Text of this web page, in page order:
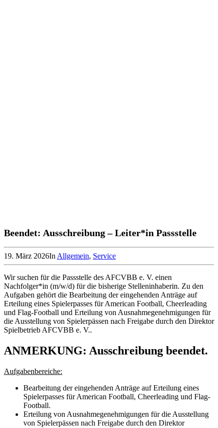
Beendet: Ausschreibung – Leiter*in Passstelle
19. März 2026In Allgemein, Service
Wir suchen für die Passstelle des AFCVBB e. V. einen
Nachfolger*in (m/w/d) für die bisherige Stelleninhaberin. Zu den
Aufgaben gehört die Bearbeitung der eingehenden Anträge auf
Erteilung eines Spielerpasses für American Football, Cheerleading
und Flag-Football und Erteilung von Ausnahmegenehmigungen für
die Ausstellung von Spielerpässen nach Freigabe durch den Direktor
Spielbetrieb AFCVBB e. V..
ANMERKUNG: Ausschreibung beendet.
Aufgabenbereiche:
Bearbeitung der eingehenden Anträge auf Erteilung eines
Spielerpasses für American Football, Cheerleading und Flag-
Football.
Erteilung von Ausnahmegenehmigungen für die Ausstellung
von Spielerpässen nach Freigabe durch den Direktor